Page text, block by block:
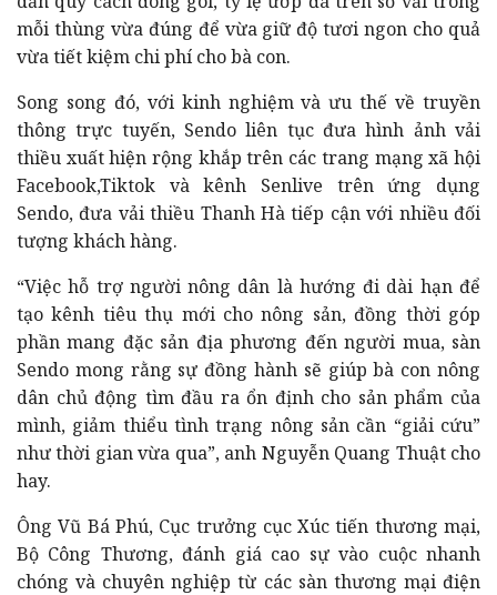
mỗi thùng vừa đúng để vừa giữ độ tươi ngon cho quả
vừa tiết kiệm chi phí cho bà con.
Song song đó, với kinh nghiệm và ưu thế về truyền
thông trực tuyến, Sendo liên tục đưa hình ảnh vải
thiều xuất hiện rộng khắp trên các trang mạng xã hội
Facebook,Tiktok và kênh Senlive trên ứng dụng
Sendo, đưa vải thiều Thanh Hà tiếp cận với nhiều đối
tượng khách hàng.
“Việc hỗ trợ người nông dân là hướng đi dài hạn để
tạo kênh tiêu thụ mới cho nông sản, đồng thời góp
phần mang đặc sản địa phương đến người mua, sàn
Sendo mong rằng sự đồng hành sẽ giúp bà con nông
dân chủ động tìm đầu ra ổn định cho sản phẩm của
mình, giảm thiểu tình trạng nông sản cần “giải cứu”
như thời gian vừa qua”, anh Nguyễn Quang Thuật cho
hay.
Ông Vũ Bá Phú, Cục trưởng cục Xúc tiến thương mại,
Bộ Công Thương, đánh giá cao sự vào cuộc nhanh
chóng và chuyên nghiệp từ các sàn thương mại điện